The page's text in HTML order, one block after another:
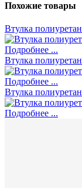
Похожие товары
Втулка
Подробнее ...
Втулка
Подробнее ...
Втулка
Подробнее ...